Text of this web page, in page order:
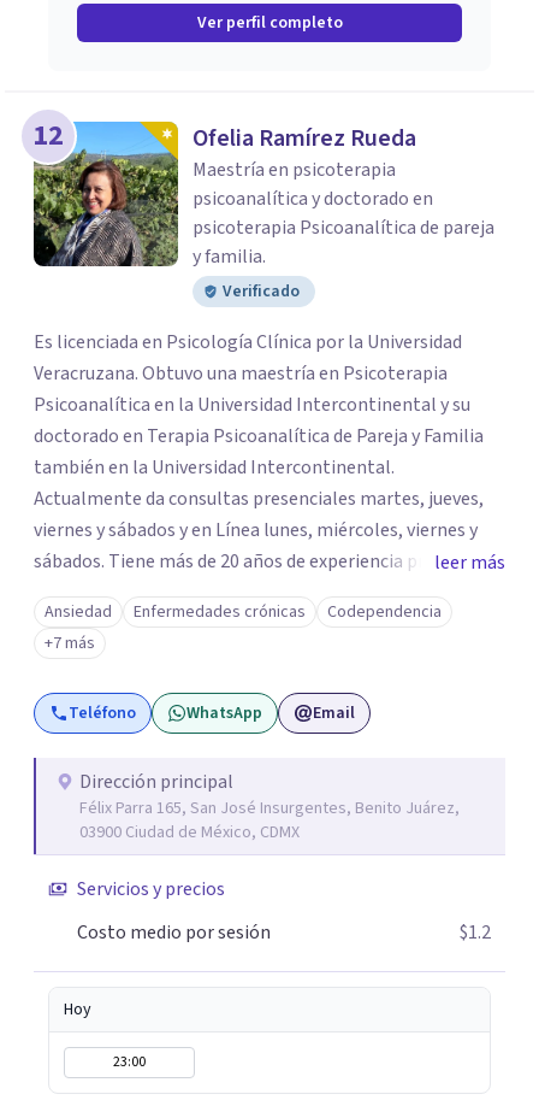
Ver perfil completo
12 Ofelia Ramírez Rueda
Maestría en psicoterapia
psicoanalítica y doctorado en
psicoterapia Psicoanalítica de pareja
y familia.
Verificado
Es licenciada en Psicología Clínica por la Universidad
Veracruzana. Obtuvo una maestría en Psicoterapia
Psicoanalítica en la Universidad Intercontinental y su
doctorado en Terapia Psicoanalítica de Pareja y Familia
también en la Universidad Intercontinental.
Actualmente da consultas presenciales martes, jueves,
viernes y sábados y en Línea lunes, miércoles, viernes y
sábados. Tiene más de 20 años de experiencia profesional
como psicoterapeuta. Inició el trabajo en línea hace 16
años, con pacientes que por motivos de trabajo o
estudios viven en el extranjero o aquellos que viven en el
interior de la república. Actualmente, la experiencia de la
pandemia permitió que los pacientes locales
línea, la cual ha demostrado su efectividad.
leer más
Ansiedad Enfermedades crónicas
Codependencia
+7 más
Teléfono WhatsApp Email
Dirección principal
Félix Parra 165, San José Insurgentes, Benito Juárez,
03900 Ciudad de México, CDMX
Servicios y precios
Costo medio por sesión
$1.2
Hoy
23:00